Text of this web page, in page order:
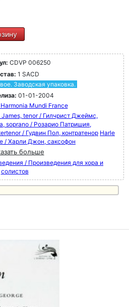
CDVP 006250
1 SACD
Заводская упаковка.
01-01-2004
Mundi France
James, tenor / Гилчрист Джеймс,
soprano / Розарио Патришия,
/ Гудвин Пол, контратенор Harle
/ Харли Джон, саксофон
больше
/ Произведения для хора и
солистов